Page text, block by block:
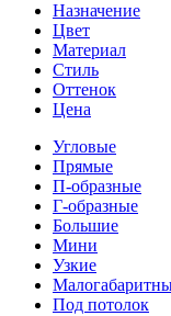
Назначение
Цвет
Материал
Стиль
Оттенок
Цена
Угловые
Прямые
П-образные
Г-образные
Большие
Мини
Узкие
Под потолок